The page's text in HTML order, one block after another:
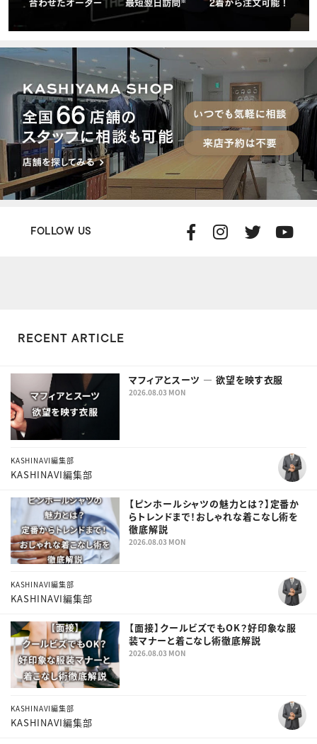
FOLLOW US
RECENT ARTICLE
マフィアとスーツ ― 欲望を映す衣服
2026.08.03 MON
KASHINAVI編集部
KASHINAVI編集部
【ピンホールシャツの魅力とは？】定番か
らトレンドまで！おしゃれな着こなし術を
徹底解説
2026.08.03 MON
KASHINAVI編集部
KASHINAVI編集部
【面接】クールビズでもOK？好印象な服
装マナーと着こなし術徹底解説
2026.08.03 MON
KASHINAVI編集部
KASHINAVI編集部